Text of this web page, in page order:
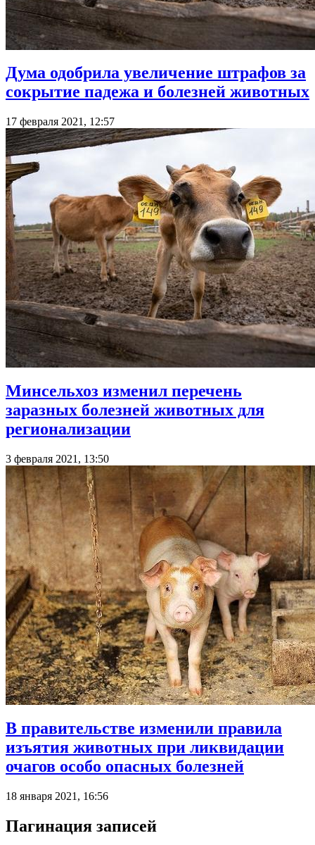
Дума одобрила увеличение штрафов за
сокрытие падежа и болезней животных
17 февраля 2021, 12:57
Минсельхоз изменил перечень
заразных болезней животных для
регионализации
3 февраля 2021, 13:50
В правительстве изменили правила
изъятия животных при ликвидации
очагов особо опасных болезней
18 января 2021, 16:56
Пагинация записей